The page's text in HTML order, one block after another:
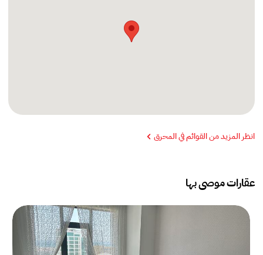
انظر المزيد من القوائم في المحرق
عقارات موصى بها